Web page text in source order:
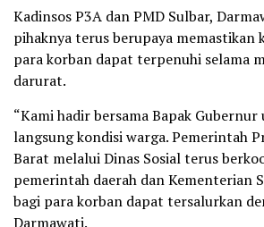
Kadinsos P3A dan PMD Sulbar,
pihaknya terus berupaya memastikan
para korban dapat terpenuhi selama
darurat.
“Kami hadir bersama Bapak
langsung kondisi warga. Pemerintah
Barat melalui Dinas Sosial terus
pemerintah daerah dan Kementerian
bagi para korban dapat tersalurkan
Darmawati.